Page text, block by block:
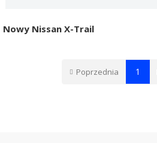
Nowy Nissan X-Trail
Poprzednia 1